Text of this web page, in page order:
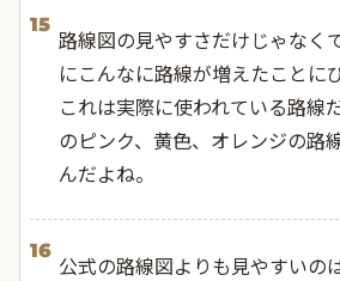
15
路線図の見やすさだけじゃなく
にこんなに路線が増えたことに
これは実際に使われている路線
のピンク、黄色、オレンジの路
んだよね。
16
公式の路線図よりも見やすいの